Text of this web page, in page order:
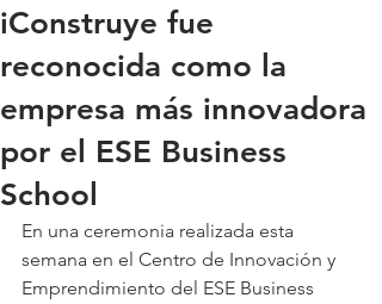
iConstruye fue
reconocida como la
empresa más innovadora
por el ESE Business
School
En una ceremonia realizada esta
semana en el Centro de Innovación y
Emprendimiento del ESE Business